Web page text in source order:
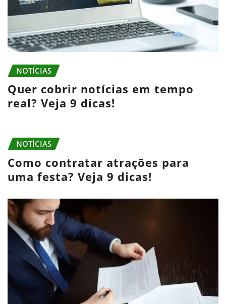
NOTÍCIAS
Quer cobrir notícias em tempo
real? Veja 9 dicas!
NOTÍCIAS
Como contratar atrações para
uma festa? Veja 9 dicas!